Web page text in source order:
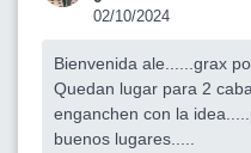
02/10/2024
Bienvenida ale......grax
Quedan lugar para 2
enganchen con la
buenos lugares.....